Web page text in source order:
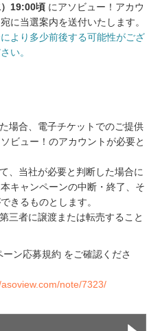
19:00頃 にアソビュー！アカウ
に当選案内を送付いたします。
より多少前後する可能性がござ
い。
場合、電子チケットでのご提供
ビュー！のアカウントが必要と
、当社が必要と判断した場合に
キャンペーンの中断・終了、そ
きるものとします。
三者に譲渡または転売すること
ン応募規約 をご確認くださ
note/7323/